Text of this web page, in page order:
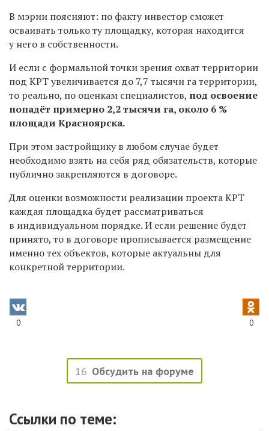
В мэрии поясняют: по факту инвестор сможет
осваивать только ту площадку, которая находится
у него в собственности.
И если с формальной точки зрения охват территории
под КРТ увеличивается до 7,7 тысячи га территории,
то реально, по оценкам специалистов, под освоение
попадёт примерно 2,2 тысячи га, около 6 %
площади Красноярска.
При этом застройщику в любом случае будет
необходимо взять на себя ряд обязательств, которые
публично закрепляются в договоре.
Для оценки возможности реализации проекта КРТ
каждая площадка будет рассматриваться
в индивидуальном порядке. И если решение будет
принято, то в договоре прописывается размещение
именно тех объектов, которые актуальны для
конкретной территории.
0 0
16 Обсудить на форуме
Ссылки по теме: